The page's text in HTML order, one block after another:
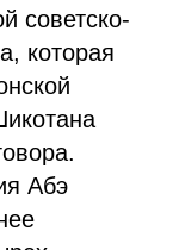
советско-
которая
Абэ